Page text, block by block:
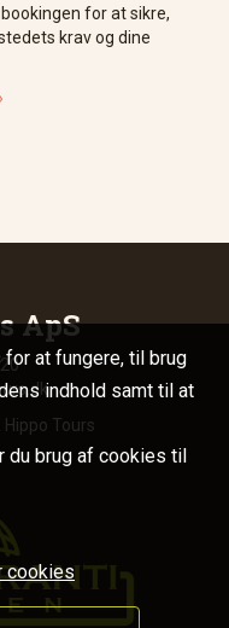
for at sikre,
krav og dine
ApS
Tours
at fungere, til brug
indhold samt til at
du brug af cookies til
cookies